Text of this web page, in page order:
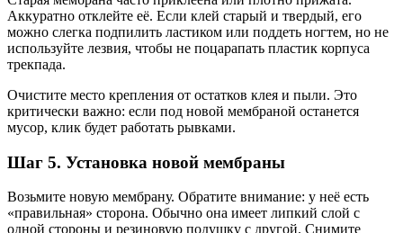
Аккуратно отклейте её. Если клей старый и твердый, его
можно слегка подпилить ластиком или поддеть ногтем, но не
используйте лезвия, чтобы не поцарапать пластик корпуса
трекпада.
Очистите место крепления от остатков клея и пыли. Это
критически важно: если под новой мембраной останется
мусор, клик будет работать рывками.
Шаг 5. Установка новой мембраны
Возьмите новую мембрану. Обратите внимание: у неё есть
«правильная» сторона. Обычно она имеет липкий слой с
одной стороны и резиновую подушку с другой. Снимите